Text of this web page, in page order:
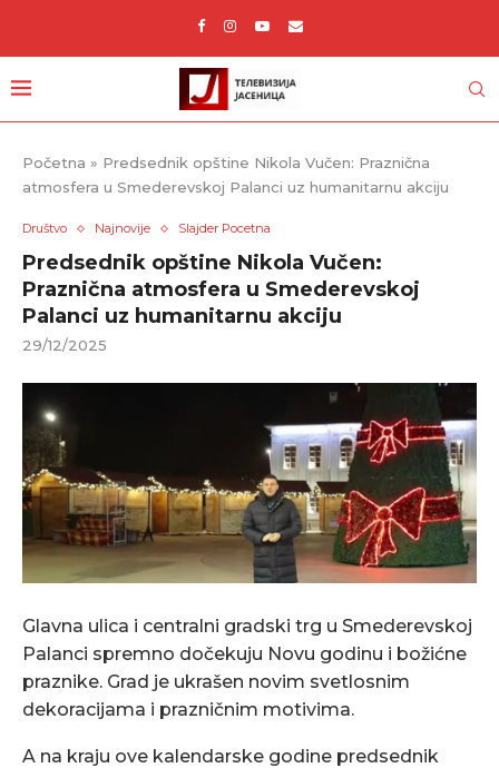
Početna » Predsednik opštine Nikola Vučen: Praznična
atmosfera u Smederevskoj Palanci uz humanitarnu akciju
Društvo Najnovije Slajder Pocetna
Predsednik opštine Nikola Vučen:
Praznična atmosfera u Smederevskoj
Palanci uz humanitarnu akciju
29/12/2025
Glavna ulica i centralni gradski trg u Smederevskoj
Palanci spremno dočekuju Novu godinu i božićne
praznike. Grad je ukrašen novim svetlosnim
dekoracijama i prazničnim motivima.
A na kraju ove kalendarske godine predsednik